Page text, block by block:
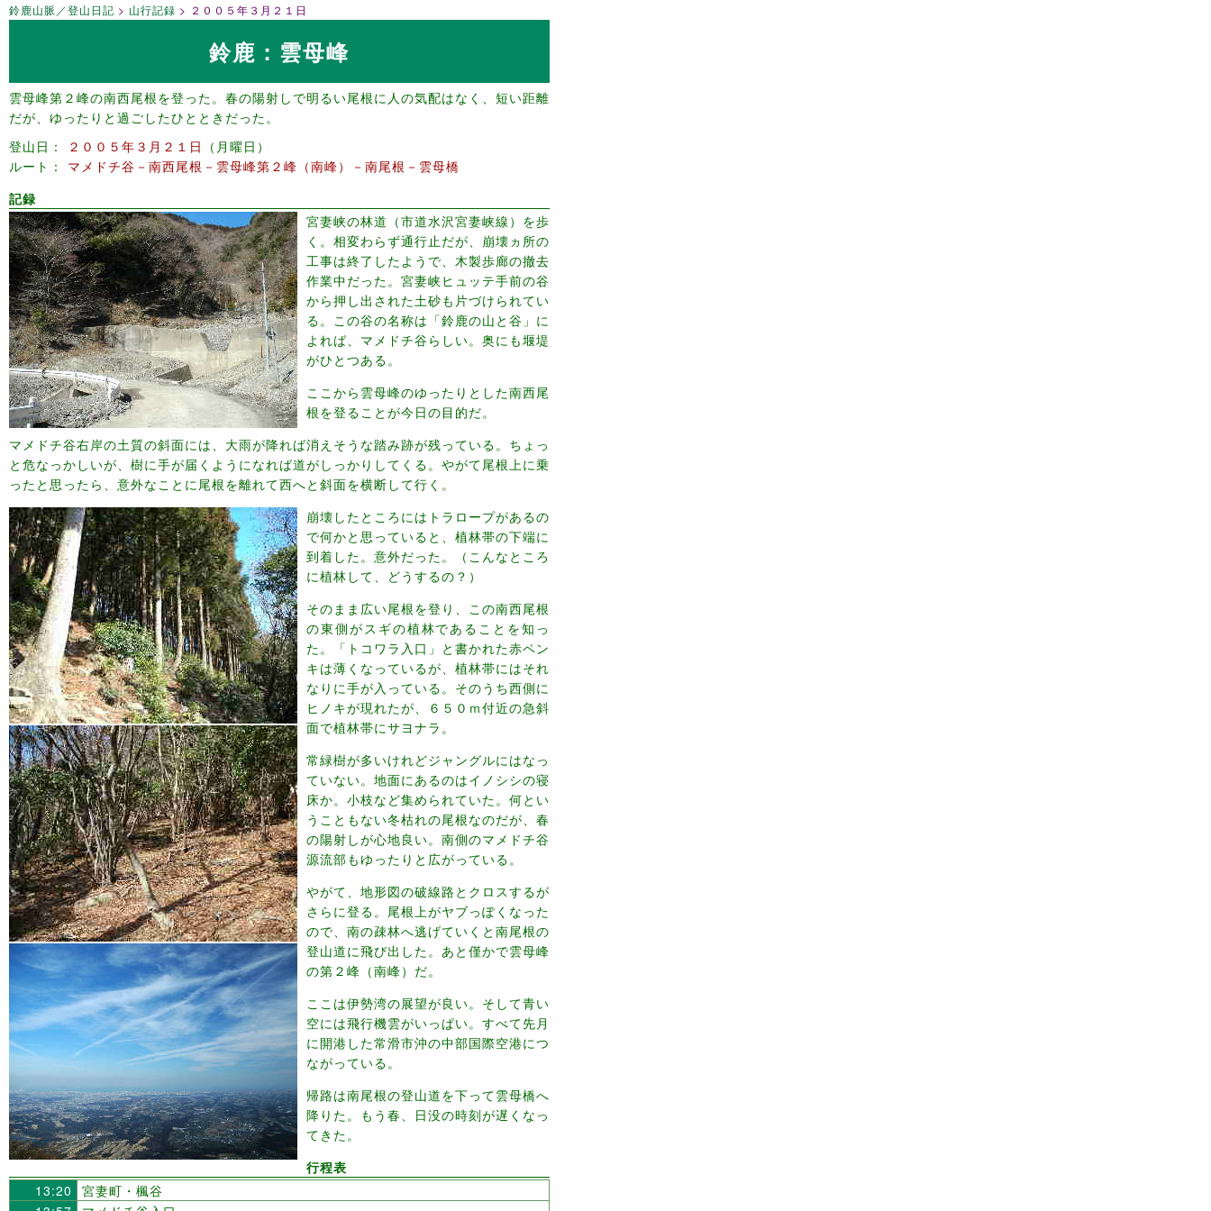
鈴鹿山脈／登山日記 山行記録 ２００５年３月２１日
鈴鹿：雲母峰
雲母峰第２峰の南西尾根を登った。春の陽射しで明るい尾根に人の気配はなく、短い距離
だが、ゆったりと過ごしたひとときだった。
登山日
２００５年３月２１日
月曜日
ルート
マメドチ谷－南西尾根－雲母峰第２峰（南峰）－南尾根－雲母橋
記録
宮妻峡の林道（市道水沢宮妻峡線）を歩
く。相変わらず通行止だが、崩壊ヵ所の
工事は終了したようで、木製歩廊の撤去
作業中だった。宮妻峡ヒュッテ手前の谷
から押し出された土砂も片づけられてい
る。この谷の名称は「鈴鹿の山と谷」に
よれば、マメドチ谷らしい。奥にも堰堤
がひとつある。
ここから雲母峰のゆったりとした南西尾
根を登ることが今日の目的だ。
マメドチ谷右岸の土質の斜面には、大雨が降れば消えそうな踏み跡が残っている。ちょっ
と危なっかしいが、樹に手が届くようになれば道がしっかりしてくる。やがて尾根上に乗
ったと思ったら、意外なことに尾根を離れて西へと斜面を横断して行く。
崩壊したところにはトラロープがあるの
で何かと思っていると、植林帯の下端に
到着した。意外だった。（こんなところ
に植林して、どうするの？）
そのまま広い尾根を登り、この南西尾根
の東側がスギの植林であることを知っ
た。「トコワラ入口」と書かれた赤ペン
キは薄くなっているが、植林帯にはそれ
なりに手が入っている。そのうち西側に
ヒノキが現れたが、６５０ｍ付近の急斜
面で植林帯にサヨナラ。
常緑樹が多いけれどジャングルにはなっ
ていない。地面にあるのはイノシシの寝
床か。小枝など集められていた。何とい
うこともない冬枯れの尾根なのだが、春
の陽射しが心地良い。南側のマメドチ谷
源流部もゆったりと広がっている。
やがて、地形図の破線路とクロスするが
さらに登る。尾根上がヤブっぽくなった
ので、南の疎林へ逃げていくと南尾根の
登山道に飛び出した。あと僅かで雲母峰
の第２峰（南峰）だ。
ここは伊勢湾の展望が良い。そして青い
空には飛行機雲がいっぱい。すべて先月
に開港した常滑市沖の中部国際空港につ
ながっている。
帰路は南尾根の登山道を下って雲母橋へ
降りた。もう春、日没の時刻が遅くなっ
てきた。
行程表
13:20
宮妻町・楓谷